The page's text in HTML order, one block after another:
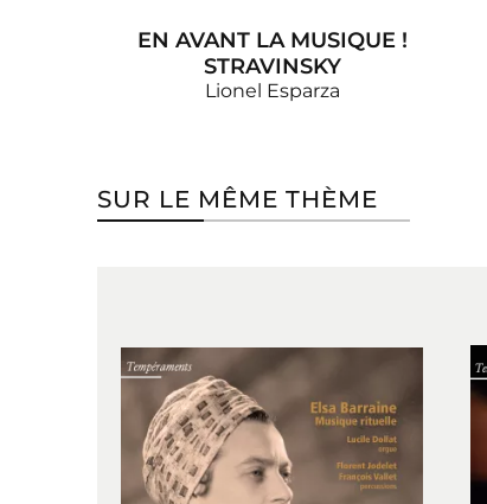
EN AVANT LA MUSIQUE !
STRAVINSKY
Lionel Esparza
SUR LE MÊME THÈME